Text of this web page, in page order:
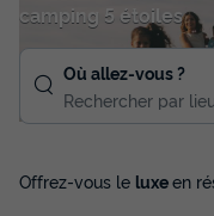
camping 5 étoiles
Où allez-vous ?
Rechercher par
Offrez-vous le luxeen